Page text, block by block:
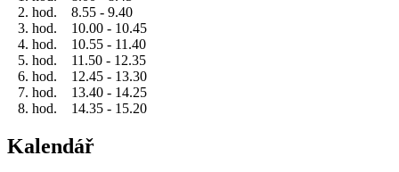
2. hod. 8.55 - 9.40
3. hod. 10.00 - 10.45
4. hod. 10.55 - 11.40
5. hod. 11.50 - 12.35
6. hod. 12.45 - 13.30
7. hod. 13.40 - 14.25
8. hod. 14.35 - 15.20
Kalendář